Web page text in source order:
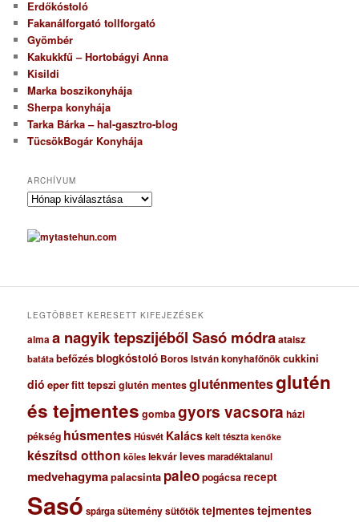
Erdőkóstoló
Fakanálforgató tollforgató
Gyömbér
Kakukkfű – Hortobágyi Anna
Kisildi
Marka boszikonyhája
Sherpa konyhája
Tarka Bárka – hal-gasztro-blog
TücsökBogár Konyhája
ARCHÍVUM
A
c
h
u
LEGTÖBBET KERESETT KIFEJEZÉSEK
almaa nagyik tepszijéből Sasó módraataisz
batáta befőzésblogkóstoló Boros István konyhafőnökcukkini
dió eperfitt tepszi glutén mentesgluténmentesglutén
és tejmentes gombagyors vacsora házi
pékség húsmentesHúsvét Kalácskelt tészta kenőke
készítsd otthon köles lekvárlevesmaradéktalanul
medvehagymapalacsinta paleopogácsa recept
Sasó spárgasüteménysütőtöktejmentestejmentes